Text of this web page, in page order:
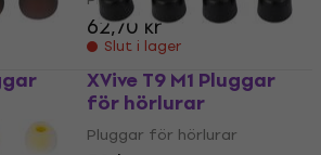
62,70 kr
Slut i lager
XVive T9 M1 Pluggar
för hörlurar
Pluggar för hörlurar